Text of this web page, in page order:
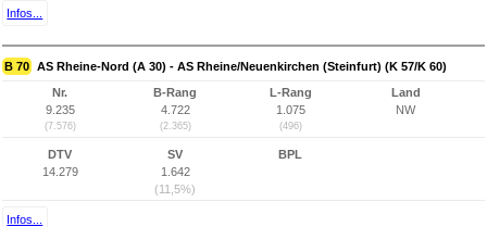
Infos...
B 70 AS Rheine-Nord (A 30) - AS Rheine/Neuenkirchen (Steinfurt) (K 57/K 60)
Nr.
9.235
(7.576)
B-Rang
4.722
(2.365)
L-Rang
1.075
(496)
Land
NW
DTV
14.279
SV
1.642
(11,5%)
BPL
Infos...